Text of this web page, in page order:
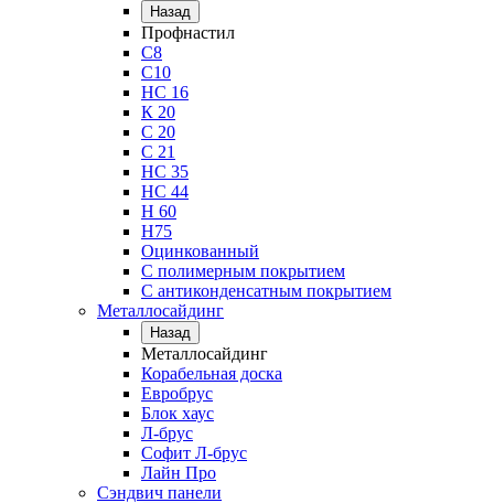
Назад
Профнастил
С8
С10
НС 16
К 20
С 20
С 21
НС 35
НС 44
Н 60
Н75
Оцинкованный
С полимерным покрытием
С антиконденсатным покрытием
Металлосайдинг
Назад
Металлосайдинг
Корабельная доска
Евробрус
Блок хаус
Л-брус
Софит Л-брус
Лайн Про
Сэндвич панели